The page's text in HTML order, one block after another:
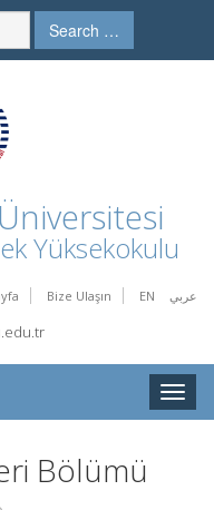
Search …
Yüksekokulu
Bize Ulaşın EN عربي
Toggle
Bölümü